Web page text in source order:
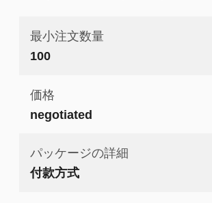
最小注文数量
100
価格
negotiated
パッケージの詳細
付款方式